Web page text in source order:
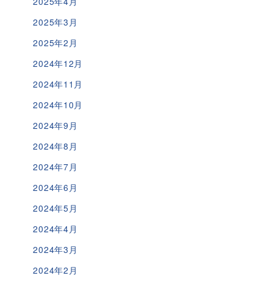
2025年3月
2025年2月
2024年12月
2024年11月
2024年10月
2024年9月
2024年8月
2024年7月
2024年6月
2024年5月
2024年4月
2024年3月
2024年2月